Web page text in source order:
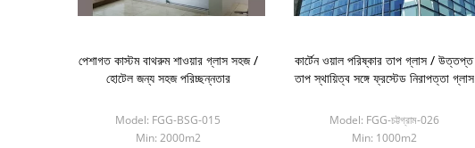
পেশাগত কাস্টম বাথরুম শাওয়ার গ্লাস সহজ /
হোটেল জন্য সহজ পরিচ্ছন্নতার
Model: FGG-BSG-015
Min: 2000m2
কার্টেন ওয়াল পরিষ্কার তাপ গ্লাস / উত্তপ্ত
তাপ স্থায়িত্ব সঙ্গে ফ্রস্টেড নিরাপত্তা গ্লাস
Model: FGG-চট্টগ্রাম-026
Min: 1000m2